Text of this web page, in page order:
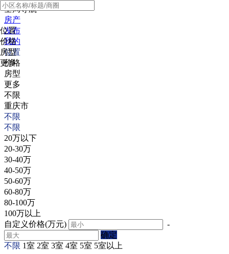
全局导航
房产
发布
我的
位置
价格
房型
更多
位置
价格
房型
更多
不限
重庆市
不限
不限
20万以下
20-30万
30-40万
40-50万
50-60万
60-80万
80-100万
100万以上
自定义价格(万元)
-
确定
不限 1室 2室 3室 4室 5室 5室以上